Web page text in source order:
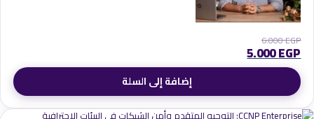
6.000EGP
5.000EGP
إضافة إلى السلة